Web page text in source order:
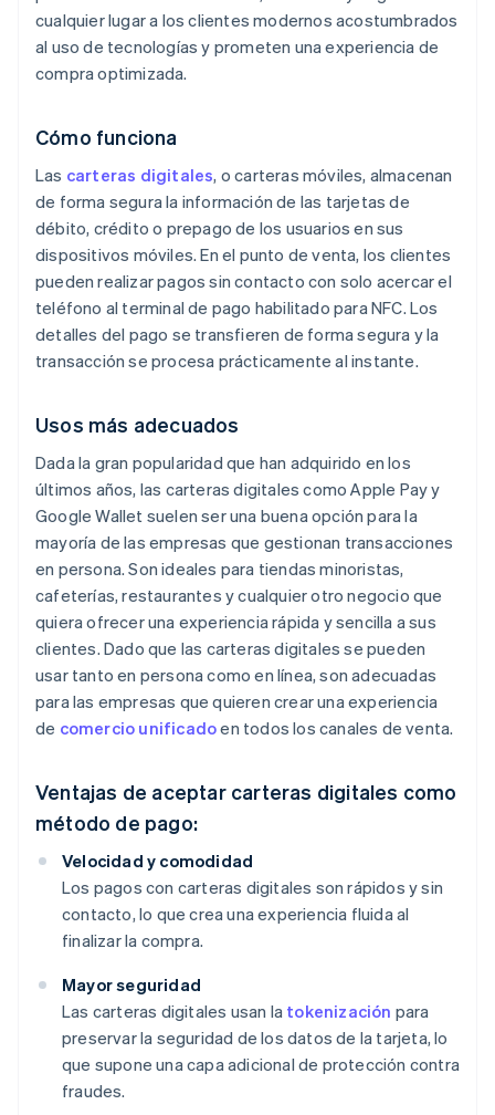
cualquier lugar a los clientes modernos acostumbrados
al uso de tecnologías y prometen una experiencia de
compra optimizada.
Cómo funciona
Las carteras digitales, o carteras móviles, almacenan
de forma segura la información de las tarjetas de
débito, crédito o prepago de los usuarios en sus
dispositivos móviles. En el punto de venta, los clientes
pueden realizar pagos sin contacto con solo acercar el
teléfono al terminal de pago habilitado para NFC. Los
detalles del pago se transfieren de forma segura y la
transacción se procesa prácticamente al instante.
Usos más adecuados
Dada la gran popularidad que han adquirido en los
últimos años, las carteras digitales como Apple Pay y
Google Wallet suelen ser una buena opción para la
mayoría de las empresas que gestionan transacciones
en persona. Son ideales para tiendas minoristas,
cafeterías, restaurantes y cualquier otro negocio que
quiera ofrecer una experiencia rápida y sencilla a sus
clientes. Dado que las carteras digitales se pueden
usar tanto en persona como en línea, son adecuadas
para las empresas que quieren crear una experiencia
de comercio unificadoen todos los canales de venta.
Ventajas de aceptar carteras digitales como
método de pago:
Velocidad y comodidad
Los pagos con carteras digitales son rápidos y sin
contacto, lo que crea una experiencia fluida al
finalizar la compra.
Mayor seguridad
Las carteras digitales usan la tokenización para
preservar la seguridad de los datos de la tarjeta, lo
que supone una capa adicional de protección contra
fraudes.